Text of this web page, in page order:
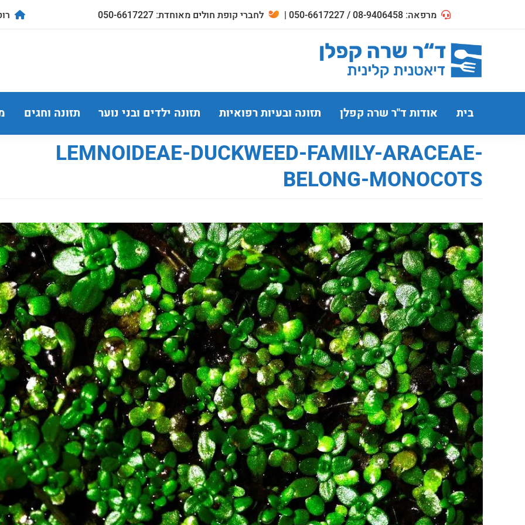
מרפאה: 08-9406458 / 050-6617227 | לחברי קופת חולים מאוחדת: 050-6617227
בית אודות ד"ר שרה קפלן תזונה ובעיות רפואיות תזונה ילדים ובני נוער תזונה וחגים
LEMNOIDEAE-DUCKWEED-FAMILY-ARACEAE-
BELONG-MONOCOTS